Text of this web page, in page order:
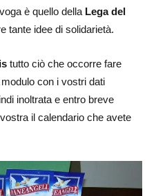
è quello della Lega del
tante idee di solidarietà.
tutto ciò che occorre fare
con i vostri dati
inoltrata e entro breve
il calendario che avete